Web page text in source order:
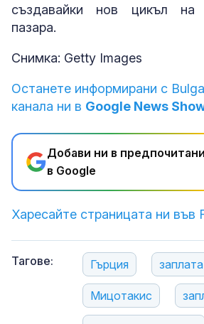
създавайки нов цикъл на
пазара.
Снимка: Getty Images
Останете информирани с
канала ни в Google News
Добави ни в
в Google
Харесайте страницата ни във
Тагове: Гърция заплата
Мицотакис